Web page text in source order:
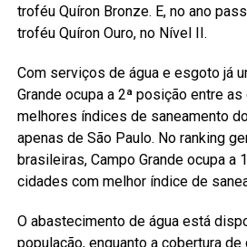
troféu Quíron Bronze. E, no ano
troféu Quíron Ouro, no Nível II.
Com serviços de água e esgoto já
Grande ocupa a 2ª posição entre
melhores índices de saneamento
apenas de São Paulo. No ranking
brasileiras, Campo Grande ocupa a
cidades com melhor índice de
O abastecimento de água está
população, enquanto a cobertura